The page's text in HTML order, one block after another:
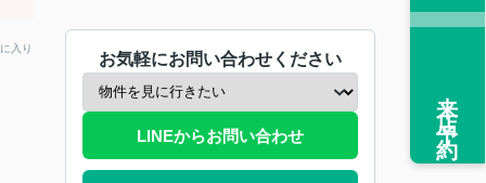
入り
お気軽にお問い合わせください
LINEからお問い合わせ 来店予約